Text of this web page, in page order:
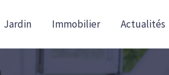
Jardin Immobilier Actualités